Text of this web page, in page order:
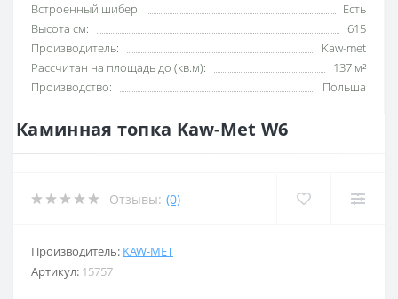
Встроенный шибер:
Есть
Высота см:
615
Производитель:
Kaw-met
Рассчитан на площадь до (кв.м):
137 м²
Производство:
Польша
Каминная топка Kaw-Met W6
Отзывы: (0)
Производитель: KAW-MET
Артикул: 15757